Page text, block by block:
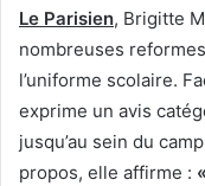
Le Parisien, Brigitte
nombreuses
l’uniforme scolaire.
exprime un avis
jusqu’au sein du
propos, elle affirme :